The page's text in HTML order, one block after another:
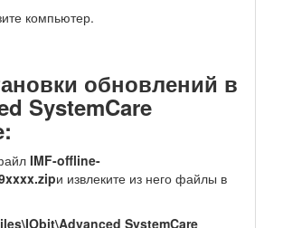
компьютер.
обновлений в
SystemCare
IMF-offline-
и извлеките из него файлы в
SystemCare